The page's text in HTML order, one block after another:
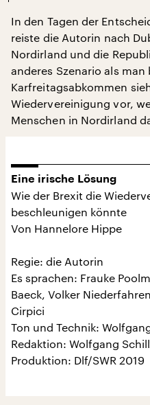
In den Tagen der
reiste die Autorin nach
Nordirland und die
anderes Szenario als man
Karfreitagsabkommen
Wiedervereinigung vor,
Menschen in Nordirland
Eine irische Lösung
Wie der Brexit die
beschleunigen könnte
Von Hannelore Hippe
Regie: die Autorin
Es sprachen: Frauke
Baeck, Volker
Cirpici
Ton und Technik:
Redaktion: Wolfgang
Produktion: Dlf/SWR 2019